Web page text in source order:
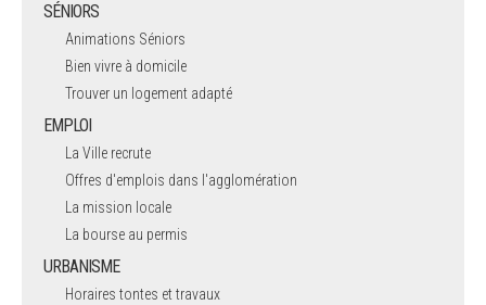
SÉNIORS
Animations Séniors
Bien vivre à domicile
Trouver un logement adapté
EMPLOI
La Ville recrute
Offres d'emplois dans l'agglomération
La mission locale
La bourse au permis
URBANISME
Horaires tontes et travaux